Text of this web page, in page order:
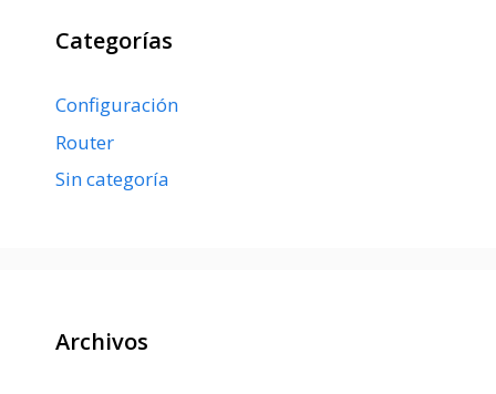
Categorías
Configuración
Router
Sin categoría
Archivos